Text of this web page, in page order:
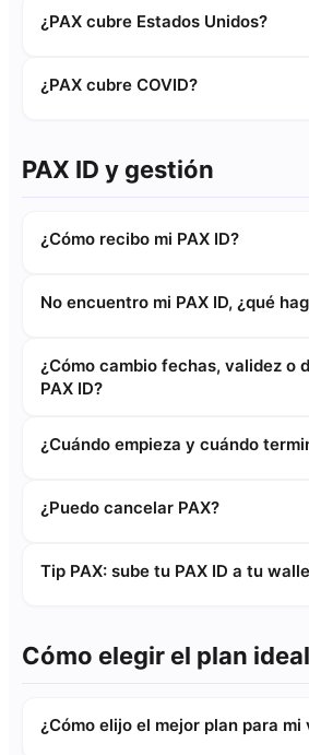
¿PAX cubre Estados Unidos?
¿PAX cubre COVID?
PAX ID y gestión
¿Cómo recibo mi PAX ID?
No encuentro mi PAX ID, ¿qué
¿Cómo cambio fechas, validez o
PAX ID?
¿Cuándo empieza y cuándo
¿Puedo cancelar PAX?
Tip PAX: sube tu PAX ID a tu
Cómo elegir el plan ideal
¿Cómo elijo el mejor plan para mi